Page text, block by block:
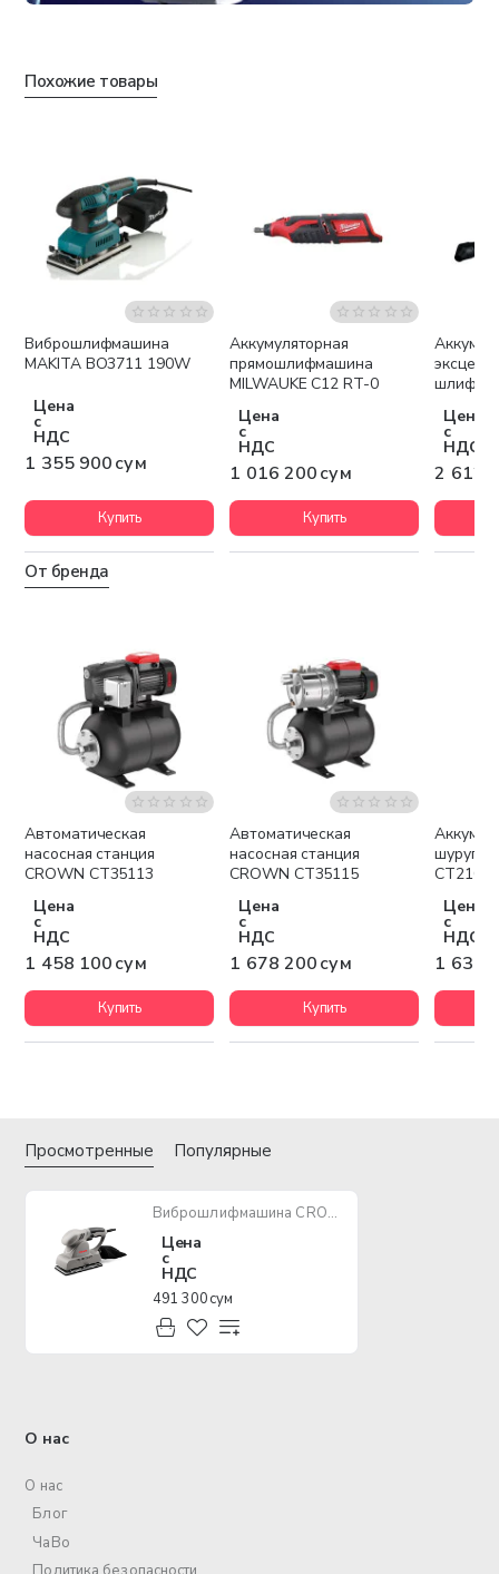
Похожие товары
Бесплатная доставка
Виброшлифмашина
MAKITA BO3711 190W
Цена
с
НДС
1 355 900 сум
Купить
Аккумуляторная
прямошлифмашина
MILWAUKE C12 RT-0
Цена
с
НДС
1 016 200 сум
Купить
Цена
с
НДС
2 612
От бренда
Бесплатная доставка
Автоматическая
насосная станция
CROWN CT35113
Цена
с
НДС
1 458 100 сум
Купить
Бесплатная доставка
Автоматическая
насосная станция
CROWN CT35115
Цена
с
НДС
1 678 200 сум
Купить
CT21020
Цена
с
НДС
1 637
Просмотренные Популярные
Виброшлифмашина CROWN CT13376 190W
Цена
с
НДС
491 300 сум
О нас
О нас
Блог
ЧаВо